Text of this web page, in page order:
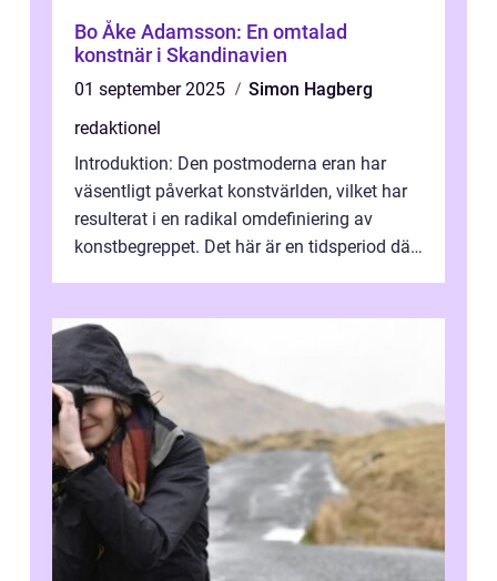
Bo Åke Adamsson: En omtalad
konstnär i Skandinavien
01 september 2025
Simon Hagberg
redaktionel
Introduktion: Den postmoderna eran har
väsentligt påverkat konstvärlden, vilket har
resulterat i en radikal omdefiniering av
konstbegreppet. Det här är en tidsperiod där